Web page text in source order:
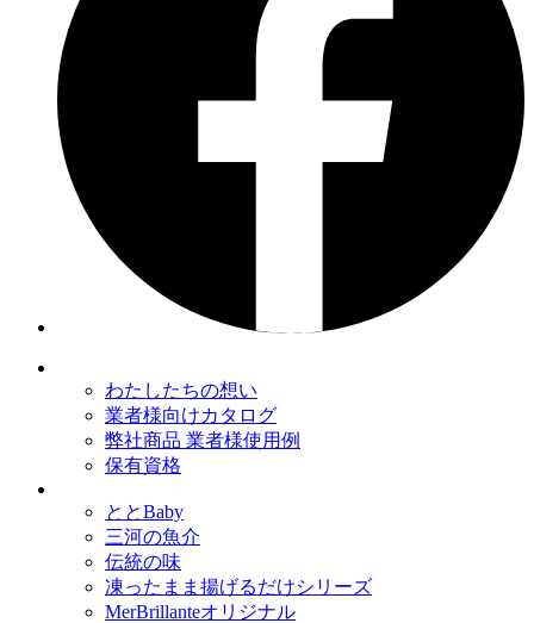
わたしたちの想い
業者様向けカタログ
弊社商品 業者様使用例
保有資格
ととBaby
三河の魚介
伝統の味
凍ったまま揚げるだけシリーズ
MerBrillanteオリジナル